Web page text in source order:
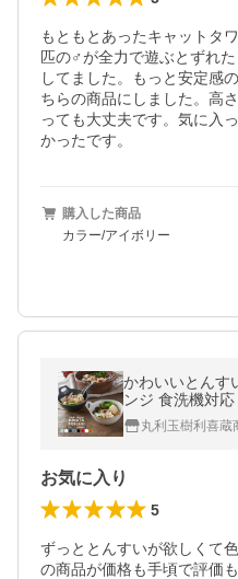
もともとあったキャットタ
匹の♂が全力で遊ぶとずれ
してました。もっと安定感
ちらの商品にしました。高
っても大丈夫です。気に入
かったです。
購入した商品
カラー/アイボリー
かわいいとんす
ンジ 食洗機対応
TAMAKI ヒナタ
丸利玉樹利喜蔵
お気に入り
5
ずっととんすいが欲しくて
の商品が価格も手頃で評価